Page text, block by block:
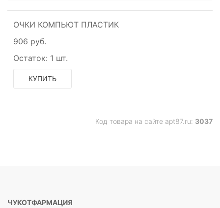
ОЧКИ КОМПЬЮТ ПЛАСТИК
906 руб.
Остаток: 1 шт.
КУПИТЬ
Код товара на сайте apt87.ru: 3037
ЧУКОТФАРМАЦИЯ